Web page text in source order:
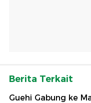
Berita Terkait
Guehi Gabung ke